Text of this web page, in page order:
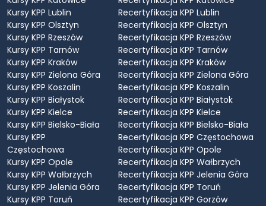
Kursy KPP Lublin
Kursy KPP Olsztyn
Kursy KPP Rzeszów
Kursy KPP Tarnów
Kursy KPP Kraków
Kursy KPP Zielona Góra
Kursy KPP Koszalin
Kursy KPP Białystok
Kursy KPP Kielce
Kursy KPP Bielsko-Biała
Kursy KPP
Częstochowa
Kursy KPP Opole
Kursy KPP Wałbrzych
Kursy KPP Jelenia Góra
Kursy KPP Toruń
Recertyfikacja KPP Lublin
Recertyfikacja KPP Olsztyn
Recertyfikacja KPP Rzeszów
Recertyfikacja KPP Tarnów
Recertyfikacja KPP Kraków
Recertyfikacja KPP Zielona Góra
Recertyfikacja KPP Koszalin
Recertyfikacja KPP Białystok
Recertyfikacja KPP Kielce
Recertyfikacja KPP Bielsko-Biała
Recertyfikacja KPP Częstochowa
Recertyfikacja KPP Opole
Recertyfikacja KPP Wałbrzych
Recertyfikacja KPP Jelenia Góra
Recertyfikacja KPP Toruń
Recertyfikacja KPP Gorzów